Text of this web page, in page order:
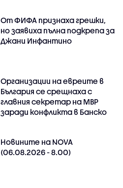
От ФИФА признаха грешки,
но заявиха пълна подкрепа за
Джани Инфантино
Организации на евреите в
България се срещнаха с
главния секретар на МВР
заради конфликта в Банско
Новините на NOVA
(06.08.2026 - 8.00)